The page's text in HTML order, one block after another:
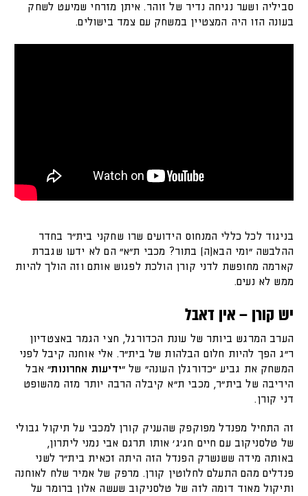
סביליה ושער נגיחה נדיר של זוהר. איתן מזרחי שמיעט לשחק
בעונה הזו היה המצטיין במשחק עם צמד בישולים.
בניגוד לכל כללי המנחוס הידועים שרו שחקני בית"ר בחדר
ההלבשה "ומי הבא(ה) בתור? מכבי ת"א" הם לא ידעו שגברת
קארמה מחופשת לדני קורן הולכת לפגוש אותם וזה הולך להיות
ממש לא נעים.
יש קורן – אין דאבל
הערב המרגש ביותר של עונת הכדורגל, חצי הגמר באצטדיון
ר"ג הפך להיות חלום הבלהות של בית"ר. אלי אוחנה קיבל לפני
המשחק את גביע "כדורגלן העונה" של "ידיעות אחרונות" אבל
היריבה של בית"ר, מכבי ת"א קיבלה הרבה יותר מזה מהשופט
דני קורן.
זה התחיל מפנדל מפוקפק שהעניק קורן למכבי על תיקול גבולי
של טלסניקוב עם חיים חג'ג' אותו תרגם אבי נמני ליתרון,
באותה מידה ששנשרק הפנדל הזה היתה זכאית בית"ר לשני
פנדלים מהם התעלם לחלוטין קורן. מרפק של אמיר שלח לאוחנה
ותיקול מאוד דומה לזה של טלסניקוב שעשה אלון ברומר על